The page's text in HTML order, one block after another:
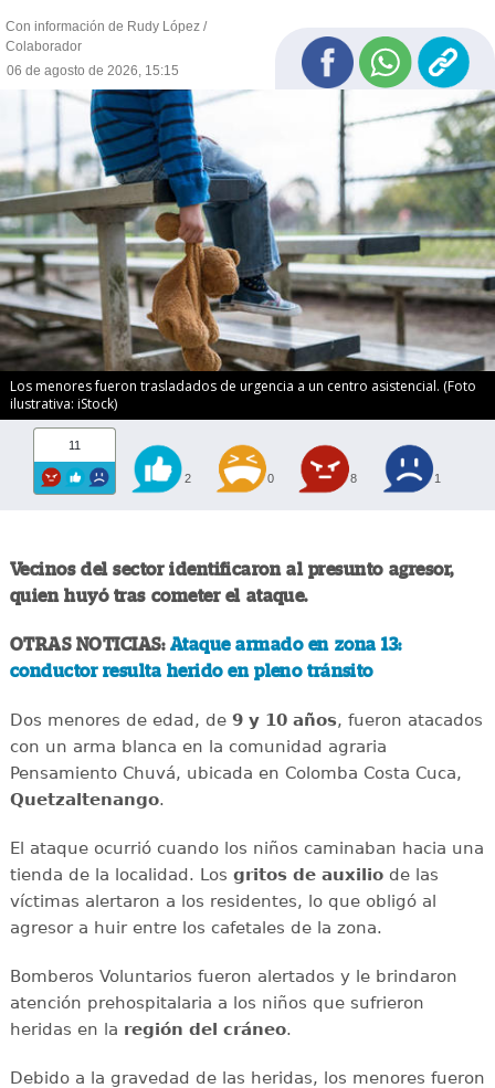
Con información de Rudy López /
Colaborador
06 de agosto de 2026, 15:15
Los menores fueron trasladados de urgencia a un centro asistencial. (Foto
ilustrativa: iStock)
11
2 0 8 1
Vecinos del sector identificaron al presunto agresor,
quien huyó tras cometer el ataque.
OTRAS NOTICIAS:Ataque armado en zona 13:
conductor resulta herido en pleno tránsito
Dos menores de edad, de 9 y 10 años, fueron atacados
con un arma blanca en la comunidad agraria
Pensamiento Chuvá, ubicada en Colomba Costa Cuca,
Quetzaltenango.
El ataque ocurrió cuando los niños caminaban hacia una
tienda de la localidad. Los gritos de auxiliode las
víctimas alertaron a los residentes, lo que obligó al
agresor a huir entre los cafetales de la zona.
Bomberos Voluntarios fueron alertados y le brindaron
atención prehospitalaria a los niños que sufrieron
heridas en la región del cráneo.
Debido a la gravedad de las heridas, los menores fueron